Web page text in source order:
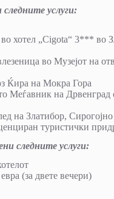
услуги:
хотел „Cigota“ 3*** во
во Музејот на
Ќира на Мокра Гора
Меѓавник на Дрвенград
на Златибор,
туристички
следните услуги:
(за двете вечери)